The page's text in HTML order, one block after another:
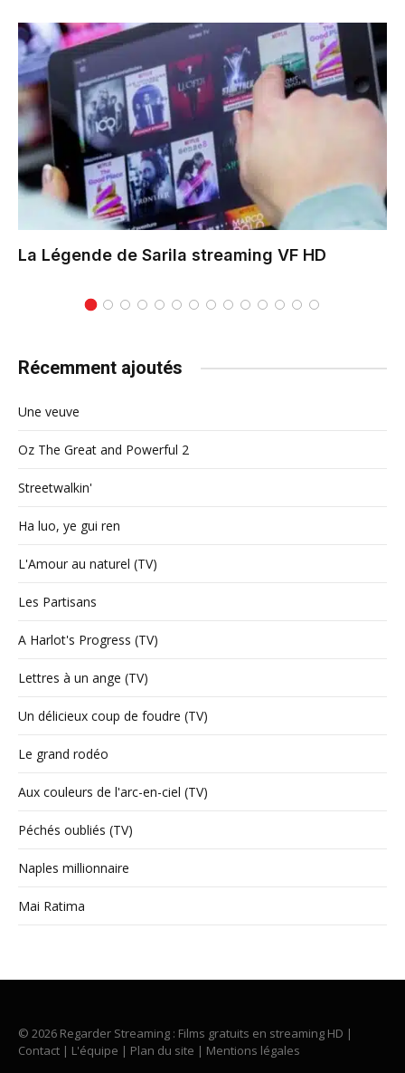
La Légende de Sarila streaming VF HD
Récemment ajoutés
Une veuve
Oz The Great and Powerful 2
Streetwalkin'
Ha luo, ye gui ren
L'Amour au naturel (TV)
Les Partisans
A Harlot's Progress (TV)
Lettres à un ange (TV)
Un délicieux coup de foudre (TV)
Le grand rodéo
Aux couleurs de l'arc-en-ciel (TV)
Péchés oubliés (TV)
Naples millionnaire
Mai Ratima
© 2026 Regarder Streaming : Films gratuits en streaming HD |
Contact | L'équipe | Plan du site | Mentions légales